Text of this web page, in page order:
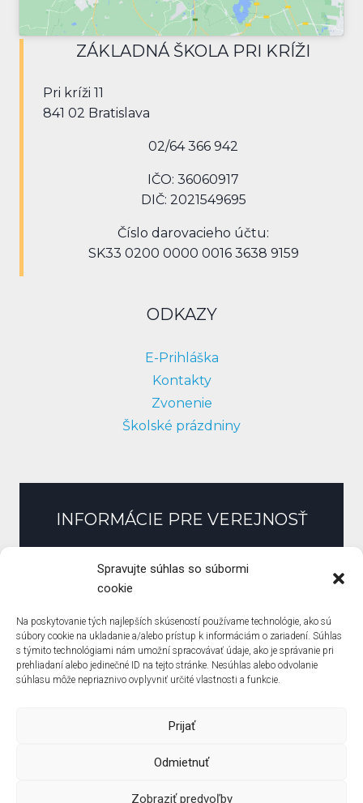
Spravujte súhlas so súbormi
cookie
Na poskytovanie tých najlepších skúseností používame technológie, ako sú
súbory cookie na ukladanie a/alebo prístup k informáciám o zariadení. Súhlas
s týmito technológiami nám umožní spracovávať údaje, ako je správanie pri
prehliadaní alebo jedinečné ID na tejto stránke. Nesúhlas alebo odvolanie
súhlasu môže nepriaznivo ovplyvniť určité vlastnosti a funkcie.
Prijať
Odmietnuť
Zobraziť predvoľby
ZÁKLADNÁ ŠKOLA PRI KRÍŽI
Pri kríži 11
841 02 Bratislava
02/64 366 942
IČO: 36060917
DIČ: 2021549695
Číslo darovacieho účtu:
SK33 0200 0000 0016 3638 9159
ODKAZY
E-Prihláška
Kontakty
Zvonenie
Školské prázdniny
INFORMÁCIE PRE VEREJNOSŤ
Slobodný prístup k informáciám
Zmluvy, faktúry, objednávky
Verejné obstarávanie
Zásady ochrany osobných údajov
Zásady používania súborov cookie (EÚ)